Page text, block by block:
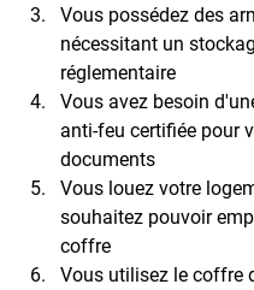
Vous possédez des
nécessitant un
réglementaire
Vous avez besoin
anti-feu certifiée pour
documents
Vous louez votre
souhaitez pouvoir
coffre
Vous utilisez le coffre